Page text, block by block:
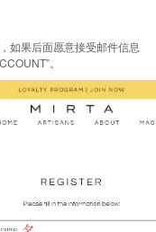
如果后面愿意接受邮件信息
。